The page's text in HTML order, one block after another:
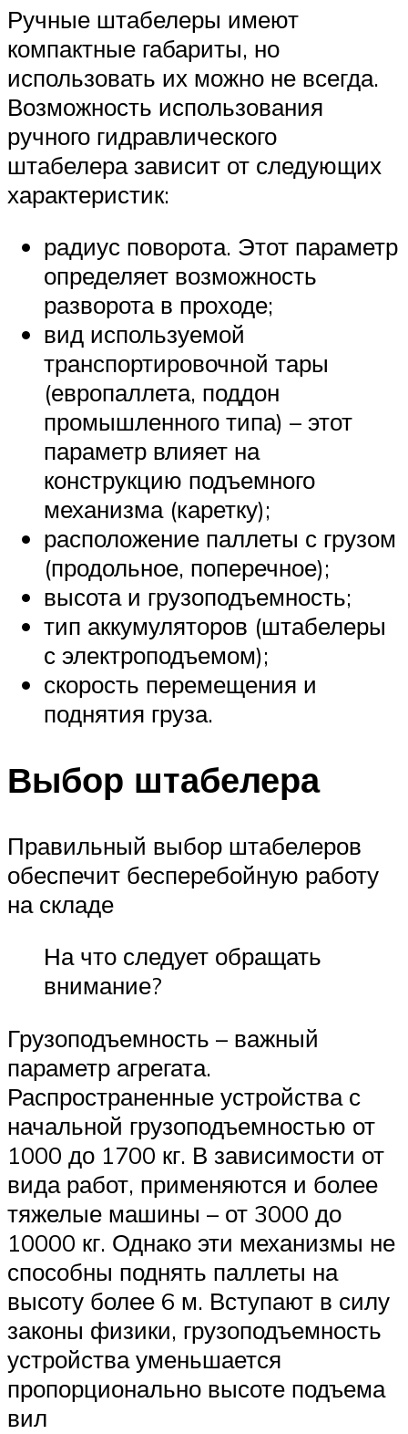
Ручные штабелеры имеют
компактные габариты, но
использовать их можно не всегда.
Возможность использования
ручного гидравлического
штабелера зависит от следующих
характеристик:
радиус поворота. Этот параметр
определяет возможность
разворота в проходе;
вид используемой
транспортировочной тары
(европаллета, поддон
промышленного типа) – этот
параметр влияет на
конструкцию подъемного
механизма (каретку);
расположение паллеты с грузом
(продольное, поперечное);
высота и грузоподъемность;
тип аккумуляторов (штабелеры
с электроподъемом);
скорость перемещения и
поднятия груза.
Выбор штабелера
Правильный выбор штабелеров
обеспечит бесперебойную работу
на складе
На что следует обращать
внимание?
Грузоподъемность – важный
параметр агрегата.
Распространенные устройства с
начальной грузоподъемностью от
1000 до 1700 кг. В зависимости от
вида работ, применяются и более
тяжелые машины – от 3000 до
10000 кг. Однако эти механизмы не
способны поднять паллеты на
высоту более 6 м. Вступают в силу
законы физики, грузоподъемность
устройства уменьшается
пропорционально высоте подъема
вил